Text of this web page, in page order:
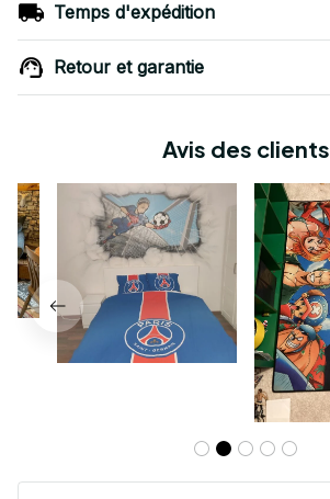
Temps d'expédition
Retour et garantie
Avis des clients